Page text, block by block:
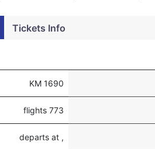
Tickets Info
1690 KM
773 flights
, departs at